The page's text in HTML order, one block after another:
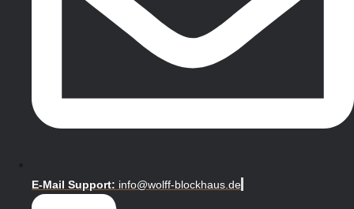
E-Mail Support: info@wolff-blockhaus.de